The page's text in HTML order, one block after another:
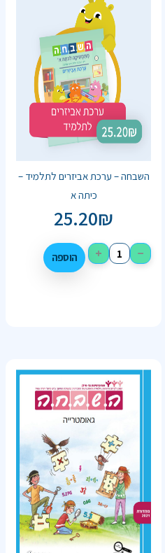
השבחה – ערכת אביזרים לתלמיד –
כיתה א
25.20₪
−
+ הוספה